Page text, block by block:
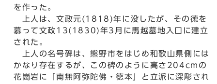
を作った。
上人は、文政元(1818)年に没したが、その徳を
慕って文政13(1830)年3月に馬越墓地入口に建立
された。
上人の名号碑は、熊野市をはじめ和歌山県側には
かなり存在するが、この碑のように高さ204cmの
花崗岩に「南無阿弥陀佛・徳本」と立派に深彫され